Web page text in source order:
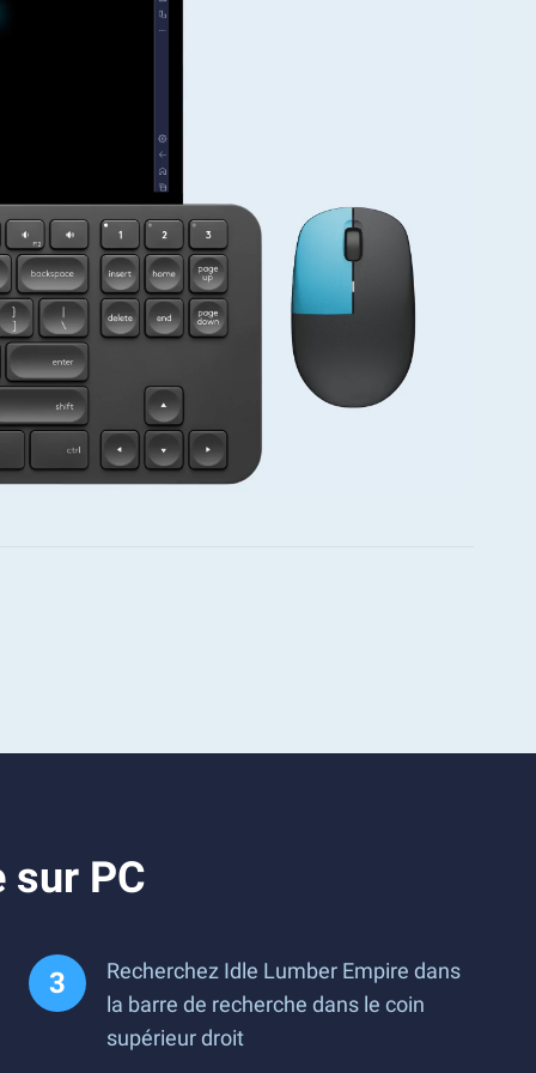
sur PC
Recherchez Idle Lumber Empire dans
la barre de recherche dans le coin
supérieur droit